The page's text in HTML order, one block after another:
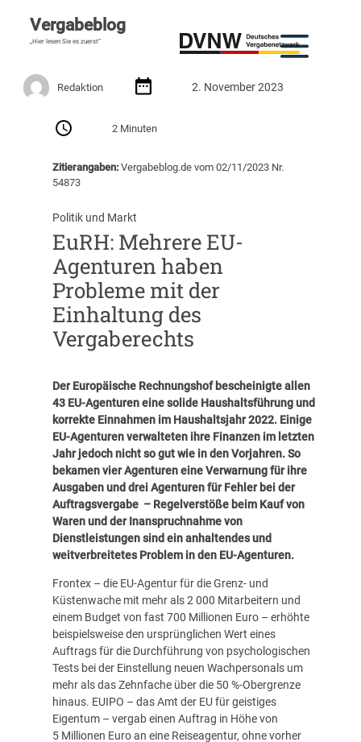
Vergabeblog
„Hier lesen Sie es zuerst“
Redaktion 2. November 2023
2 Minuten
Zitierangaben:Vergabeblog.de vom 02/11/2023 Nr.
54873
Politik und Markt
EuRH: Mehrere EU-
Agenturen haben
Probleme mit der
Einhaltung des
Vergaberechts
Der Europäische Rechnungshof bescheinigte allen
43 EU-Agenturen eine solide Haushaltsführung und
korrekte Einnahmen im Haushaltsjahr 2022. Einige
EU-Agenturen verwalteten ihre Finanzen im letzten
Jahr jedoch nicht so gut wie in den Vorjahren. So
bekamen vier Agenturen eine Verwarnung für ihre
Ausgaben und drei Agenturen für Fehler bei der
Auftragsvergabe – Regelverstöße beim Kauf von
Waren und der Inanspruchnahme von
Dienstleistungen sind ein anhaltendes und
weitverbreitetes Problem in den EU-Agenturen.
Frontex – die EU-Agentur für die Grenz- und
Küstenwache mit mehr als 2 000 Mitarbeitern und
einem Budget von fast 700 Millionen Euro – erhöhte
beispielsweise den ursprünglichen Wert eines
Auftrags für die Durchführung von psychologischen
Tests bei der Einstellung neuen Wachpersonals um
mehr als das Zehnfache über die 50 %-Obergrenze
hinaus. EUIPO – das Amt der EU für geistiges
Eigentum – vergab einen Auftrag in Höhe von
5 Millionen Euro an eine Reiseagentur, ohne vorher